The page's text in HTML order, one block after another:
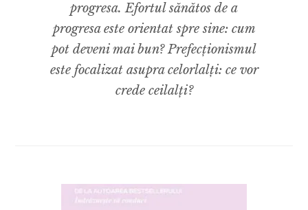
progresa. Efortul sănătos de a
progresa este orientat spre sine: cum
pot deveni mai bun? Prefecționismul
este focalizat asupra celorlalți: ce vor
crede ceilalți?